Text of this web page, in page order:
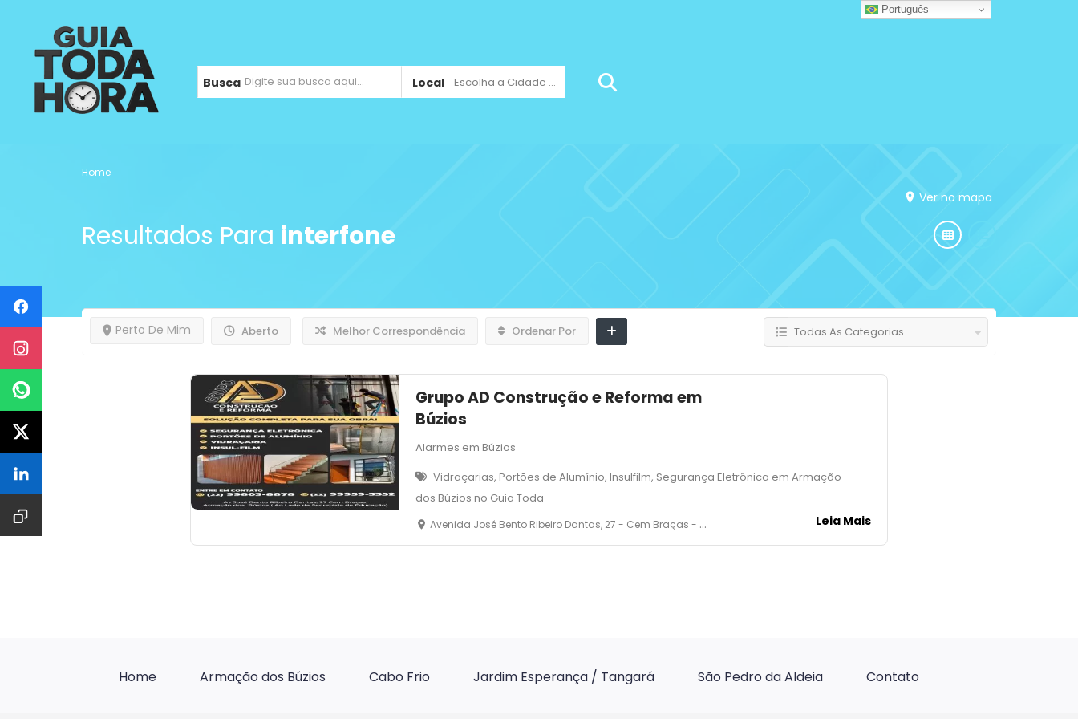
Busca Local Escolha a Cidade ...
Home
Ver no mapa
Resultados Para interfone
Aberto
Perto De Mim Melhor Correspondência Ordenar Por Todas As Categorias
Grupo AD Construção e Reforma em
Búzios
Alarmes em Búzios
Vidraçarias, Portões de Alumínio, Insulfilm, Segurança Eletrônica em Armação
dos Búzios no Guia Toda
Avenida José Bento Ribeiro Dantas, 27 - Cem Braças - Armação dos Búzios Leia Mais
Home Armação dos Búzios Cabo Frio Jardim Esperança / Tangará São Pedro da Aldeia Contato
Português